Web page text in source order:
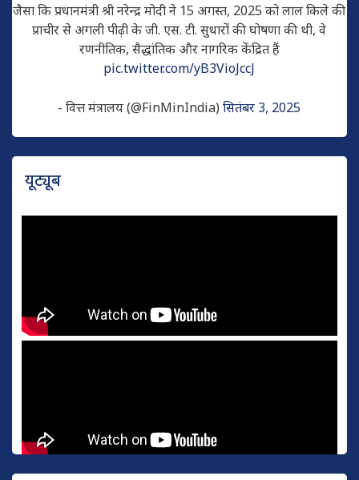
जैसा कि प्रधानमंत्री श्री नरेन्द्र मोदी ने 15 अगस्त, 2025 को लाल किले की
प्राचीर से अगली पीढ़ी के जी. एस. टी. सुधारों की घोषणा की थी, वे
रणनीतिक, सैद्धांतिक और नागरिक केंद्रित हैं
pic.twitter.com/yB3VioJccJ
- वित्त मंत्रालय (@FinMinIndia)सितंबर 3, 2025
यूट्यूब